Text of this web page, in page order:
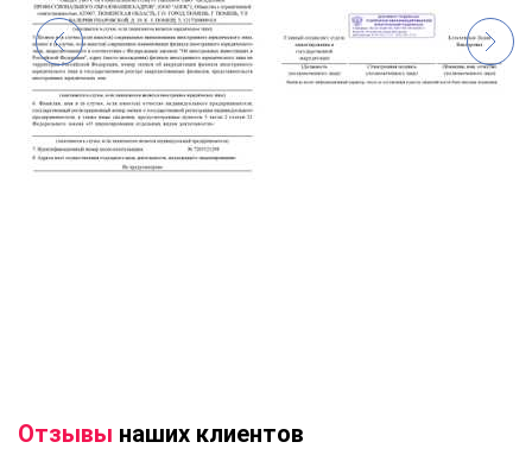
Отзывы наших клиентов